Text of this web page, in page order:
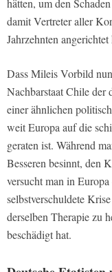
damit Vertreter aller
Jahrzehnten angerichtet
Dass Mileis Vorbild
Nachbarstaat Chile der
einer ähnlichen
weit Europa auf die
geraten ist. Während
Besseren besinnt, den
versucht man in
selbstverschuldete
derselben Therapie zu
beschädigt hat.